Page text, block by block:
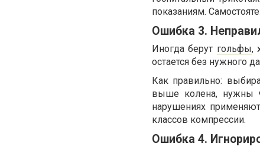
показаниям.
Ошибка 3.
Иногда берут гольфы,
остается без нужного
Как правильно:
выше колена, нужны
нарушениях
классов компрессии.
Ошибка 4.